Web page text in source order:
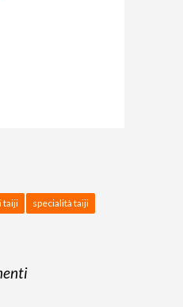
taiji
specialità taiji